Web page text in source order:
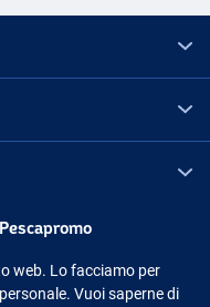
web. Lo facciamo per
Vuoi saperne di